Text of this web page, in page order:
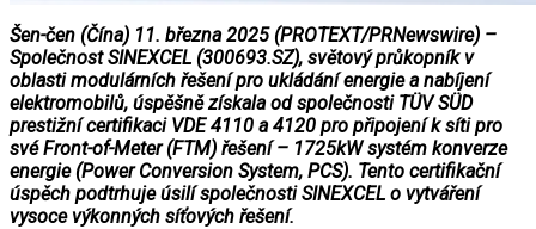
Šen-čen (Čína) 11. března 2025 (PROTEXT/PRNewswire) –
Společnost SINEXCEL (300693.SZ), světový průkopník v
oblasti modulárních řešení pro ukládání energie a nabíjení
elektromobilů, úspěšně získala od společnosti TÜV SÜD
prestižní certifikaci VDE 4110 a 4120 pro připojení k síti pro
své Front-of-Meter (FTM) řešení – 1725kW systém konverze
energie (Power Conversion System, PCS). Tento certifikační
úspěch podtrhuje úsilí společnosti SINEXCEL o vytváření
vysoce výkonných síťových řešení.